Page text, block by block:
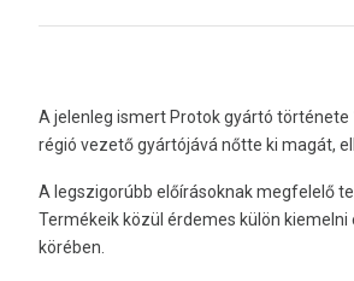
A jelenleg ismert Protok gyártó
régió vezető gyártójává nőtte ki magát,
A legszigorúbb előírásoknak megfelelő
Termékeik közül érdemes külön
körében.